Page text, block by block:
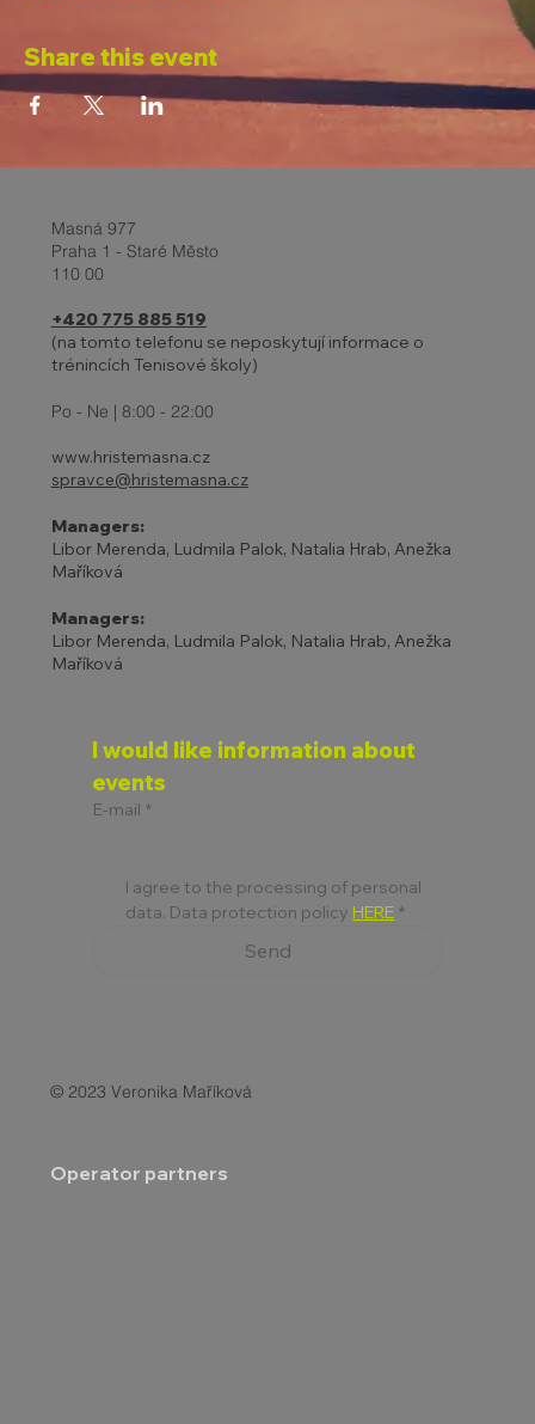
Share this event
Masná 977
Praha 1 - Staré Město
110 00
+420 775 885 519
(na tomto telefonu se neposkytují informace o
trénincích Tenisové školy)
Po - Ne | 8:00 - 22:00
www.hristemasna.cz
spravce@hristemasna.cz
Managers:
Libor Merenda, Ludmila Palok, Natalia Hrab, Anežka
Maříková
Managers:
Libor Merenda, Ludmila Palok, Natalia Hrab, Anežka
Maříková
I would like information about
events
E-mail *
I agree to the processing of personal
data. Data protection policy HERE *
Send
© 2023 Veronika Maříková
Operator partners